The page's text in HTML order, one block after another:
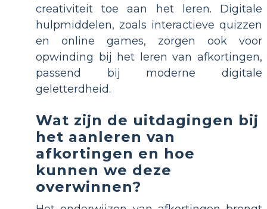
creativiteit toe aan het leren. Digitale
hulpmiddelen, zoals interactieve quizzen
en online games, zorgen ook voor
opwinding bij het leren van afkortingen,
passend bij moderne digitale
geletterdheid.
Wat zijn de uitdagingen bij
het aanleren van
afkortingen en hoe
kunnen we deze
overwinnen?